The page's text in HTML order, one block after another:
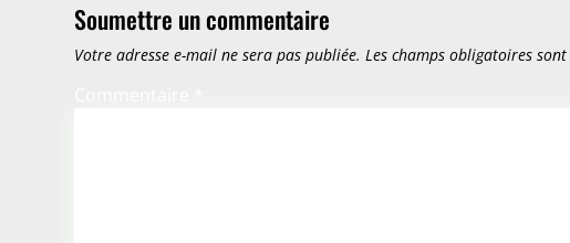
Soumettre un commentaire
Votre adresse e-mail ne sera pas publiée. Les champs obligatoires